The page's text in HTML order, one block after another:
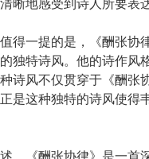
得一提的是，《酬张协
独特诗风。他的诗作风
诗风不仅贯穿于《酬张
是这种独特的诗风使得
，《酬张协律》是一首